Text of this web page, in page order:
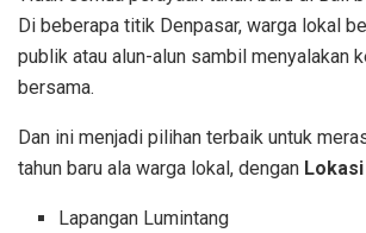
Di beberapa titik Denpasar, warga lokal
publik atau alun-alun sambil menyalakan
bersama.
Dan ini menjadi pilihan terbaik untuk
tahun baru ala warga lokal, dengan
Lapangan Lumintang